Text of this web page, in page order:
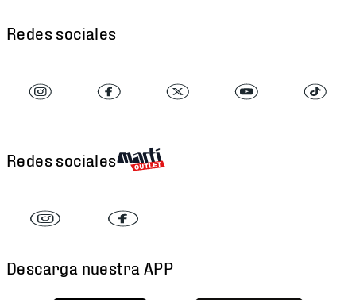
Redes sociales
Redes sociales
Descarga nuestra APP